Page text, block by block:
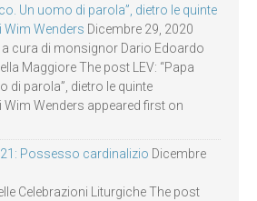
Un uomo di parola”, dietro le quinte
Wim Wenders Dicembre 29, 2020
cura di monsignor Dario Edoardo
Maggiore The post LEV: “Papa
di parola”, dietro le quinte
Wim Wenders appeared first on
Possesso cardinalizio Dicembre
Celebrazioni Liturgiche The post